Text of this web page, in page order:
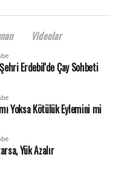
Videolar
Erdebil'de Çay Sohbeti
Yoksa Kötülük Eylemini mi
Yük Azalır